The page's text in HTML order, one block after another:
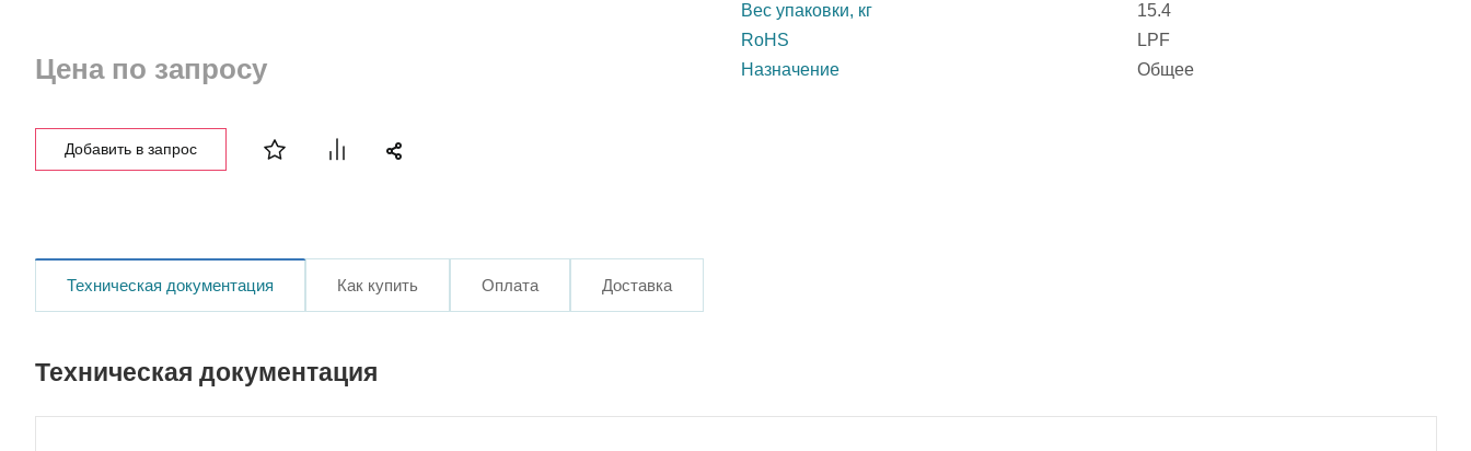
Цена по запросу
Добавить в запрос
Вес упаковки, кг
15.4
RoHS
LPF
Назначение
Общее
Техническая документация Как купить Оплата Доставка
Техническая документация